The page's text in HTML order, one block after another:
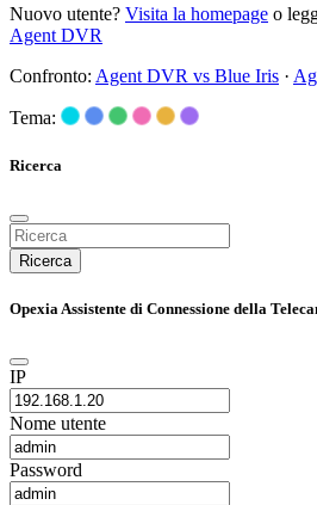
Nuovo utente? Visita la homepage o
Agent DVR
Confronto: Agent DVR vs Blue Iris ·
Tema:
Ricerca
Ricerca
Opexia Assistente di Connessione della
IP
Nome utente
Password